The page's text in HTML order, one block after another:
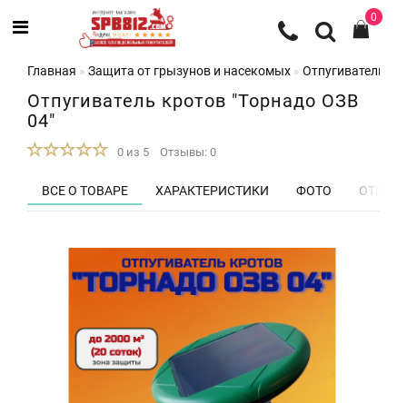
0
Главная Защита от грызунов и насекомых Отпугиватели
Отпугиватель кротов "Торнадо ОЗВ
04"
0 из 5 Отзывы: 0
ВСЕ О ТОВАРЕ ХАРАКТЕРИСТИКИ ФОТО